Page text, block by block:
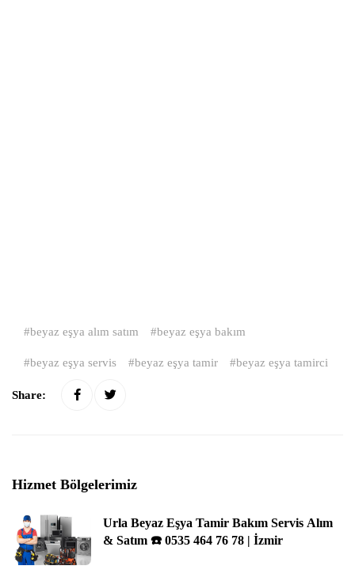
beyaz eşya alım satım beyaz eşya bakım
beyaz eşya servis beyaz eşya tamir beyaz eşya tamirci
Share:
Hizmet Bölgelerimiz
Urla Beyaz Eşya Tamir Bakım Servis Alım
& Satım ☎️ 0535 464 76 78 | İzmir